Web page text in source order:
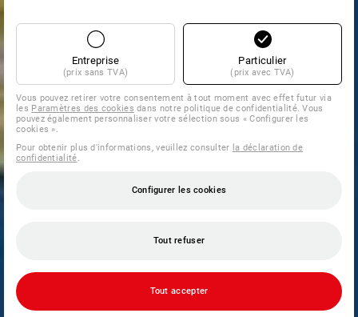
Entreprise
(prix sans TVA)
Particulier
(prix avec TVA)
Vous pouvez retirer votre consentement à tout moment avec effet futur via
les Paramètres des cookies dans notre politique de confidentialité. Vous
pouvez également personnaliser votre sélection sous « Configurer les
cookies ».
Pour obtenir plus d'informations, veuillez consulter la déclaration de
confidentialité
Configurer les cookies
Tout refuser
Tout accepter